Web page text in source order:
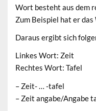
Wort besteht aus dem
Zum Beispiel hat er
Daraus ergibt sich
Linkes Wort: Zeit
Rechtes Wort: Tafel
– Zeit- … -tafel
– Zeit angabe/Angabe